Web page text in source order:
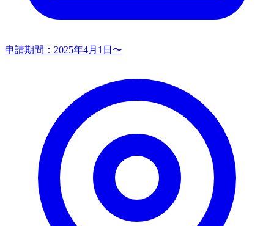
申請期間： 2025年4月1日〜